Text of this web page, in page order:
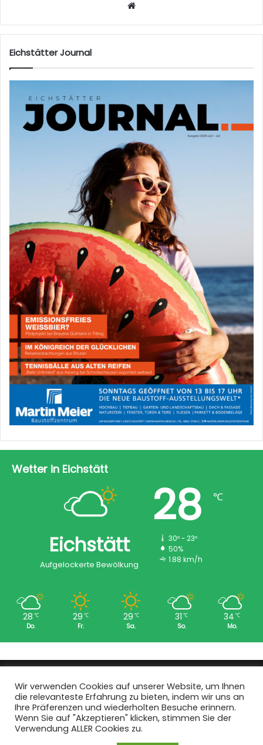
sei
Eichstätter Journal
Wetter in Eichstätt
Eichstätt
Aufgelockerte Bewölkung
28 ℃
30º - 23º
50%
1.88 km/h
28 ℃
Do.
29 ℃
Fr.
29 ℃
Sa.
31 ℃
So.
34 ℃
Mo.
Copyright © 2008 - 2026 EI-Live.de
| Alle Rechte vorbehalten.
Start|Datenschutz|Kontakt|Impressum
Facebook
X
Wir verwenden Cookies auf unserer Website, um Ihnen
die relevanteste Erfahrung zu bieten, indem wir uns an
Ihre Präferenzen und wiederholten Besuche erinnern.
Wenn Sie auf "Akzeptieren" klicken, stimmen Sie der
Verwendung ALLER Cookies zu.